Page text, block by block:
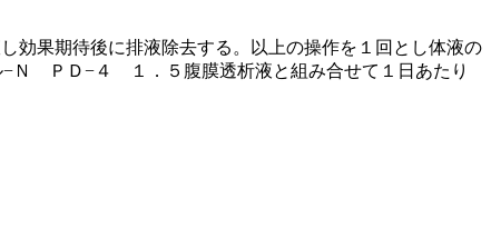
効果期待後に排液除去する。以上の操作を１回とし体液の
Ｎ ＰＤ−４ １．５腹膜透析液と組み合せて１日あたり